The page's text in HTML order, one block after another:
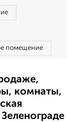
помещение
комнаты,